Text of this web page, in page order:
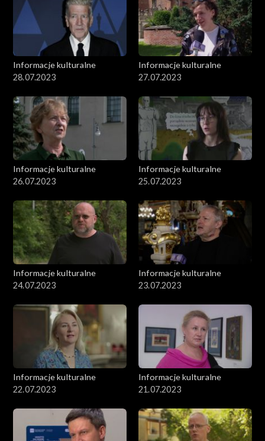
Informacje kulturalne
28.07.2023
Informacje kulturalne
27.07.2023
Informacje kulturalne
26.07.2023
Informacje kulturalne
25.07.2023
Informacje kulturalne
24.07.2023
Informacje kulturalne
23.07.2023
Informacje kulturalne
22.07.2023
Informacje kulturalne
21.07.2023